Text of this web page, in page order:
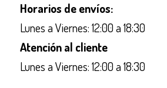
Horarios de envíos:
Lunes a Viernes: 12:00 a 18:30
Atención al cliente
Lunes a Viernes: 12:00 a 18:30